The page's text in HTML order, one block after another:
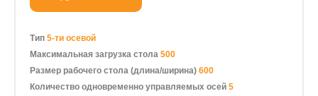
Тип 5-ти осевой
Максимальная загрузка стола 500
Размер рабочего стола (длина/ширина) 600
Количество одновременно управляемых осей 5